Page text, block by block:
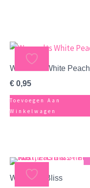
Waxmelts White Peach
€ 0,95
Toevoegen Aan
Winkelwagen
Waxmelts Bliss